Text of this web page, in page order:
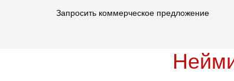
Запросить коммерческое предложение